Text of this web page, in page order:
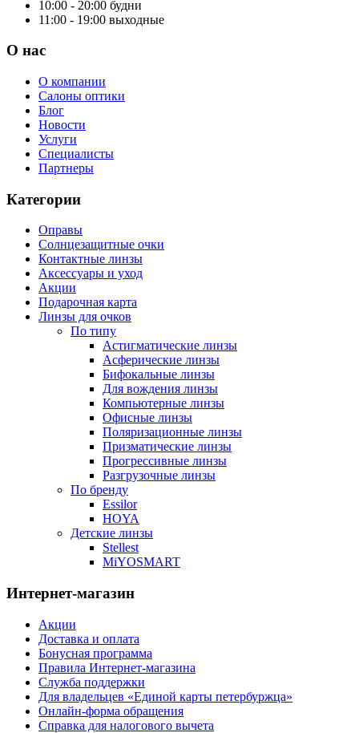
10:00 - 20:00 будни
11:00 - 19:00 выходные
О нас
О компании
Салоны оптики
Блог
Новости
Услуги
Специалисты
Партнеры
Категории
Оправы
Солнцезащитные очки
Контактные линзы
Аксессуары и уход
Акции
Подарочная карта
Линзы для очков
По типу
Астигматические линзы
Асферические линзы
Бифокальные линзы
Для вождения линзы
Компьютерные линзы
Офисные линзы
Поляризационные линзы
Призматические линзы
Прогрессивные линзы
Разгрузочные линзы
По бренду
Essilor
HOYA
Детские линзы
Stellest
MiYOSMART
Интернет-магазин
Акции
Доставка и оплата
Бонусная программа
Правила Интернет-магазина
Служба поддержки
Для владельцев «Единой карты петербуржца»
Онлайн-форма обращения
Справка для налогового вычета